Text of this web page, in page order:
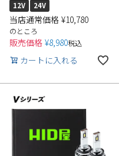
12V
24V
当店通常価格 ¥10,780
のところ
販売価格 ¥8,980税込
カートに入れる